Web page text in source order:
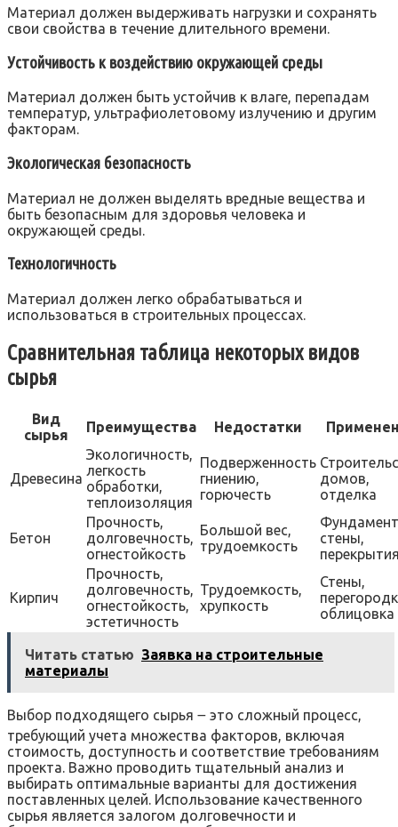
Материал должен выдерживать нагрузки и сохранять
свои свойства в течение длительного времени.
Устойчивость к воздействию окружающей среды
Материал должен быть устойчив к влаге, перепадам
температур, ультрафиолетовому излучению и другим
факторам.
Экологическая безопасность
Материал не должен выделять вредные вещества и
быть безопасным для здоровья человека и
окружающей среды.
Технологичность
Материал должен легко обрабатываться и
использоваться в строительных процессах.
Сравнительная таблица некоторых видов
сырья
Вид
сырья
Преимущества Недостатки
Древесина
Экологичность,
легкость
обработки,
теплоизоляция
Подверженность
гниению,
горючесть
домов,
отделка
Бетон
Прочность,
долговечность,
огнестойкость
Большой вес,
трудоемкость
стены,
Кирпич
Прочность,
долговечность,
огнестойкость,
эстетичность
Трудоемкость,
хрупкость
Стены,
облицовка
Читать статью Заявка на строительные
материалы
Выбор подходящего сырья ౼ это сложный процесс,
требующий учета множества факторов, включая
стоимость, доступность и соответствие требованиям
проекта. Важно проводить тщательный анализ и
выбирать оптимальные варианты для достижения
поставленных целей. Использование качественного
сырья является залогом долговечности и